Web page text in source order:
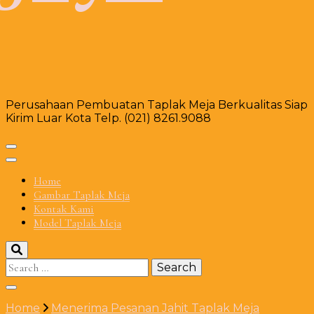
Perusahaan Pembuatan Taplak Meja Berkualitas Siap
Kirim Luar Kota Telp. (021) 8261.9088
Home
Gambar Taplak Meja
Kontak Kami
Model Taplak Meja
Search
for:
Home Menerima Pesanan Jahit Taplak Meja